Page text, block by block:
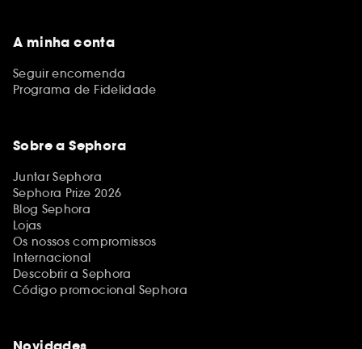
A minha conta
Seguir encomenda
Programa de Fidelidade
Sobre a Sephora
Juntar Sephora
Sephora Prize 2026
Blog Sephora
Lojas
Os nossos compromissos
Internacional
Descobrir a Sephora
Código promocional Sephora